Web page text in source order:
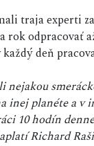
traja experti
odpracovať
deň
nejakou
inej planéte a v
10 hodín
Richard